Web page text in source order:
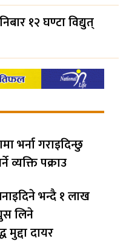
१२ घण्टा विद्युत्
भर्ना गराइदिन्छु
व्यक्ति पक्राउ
भन्दै १ लाख
लिने
मुद्दा दायर